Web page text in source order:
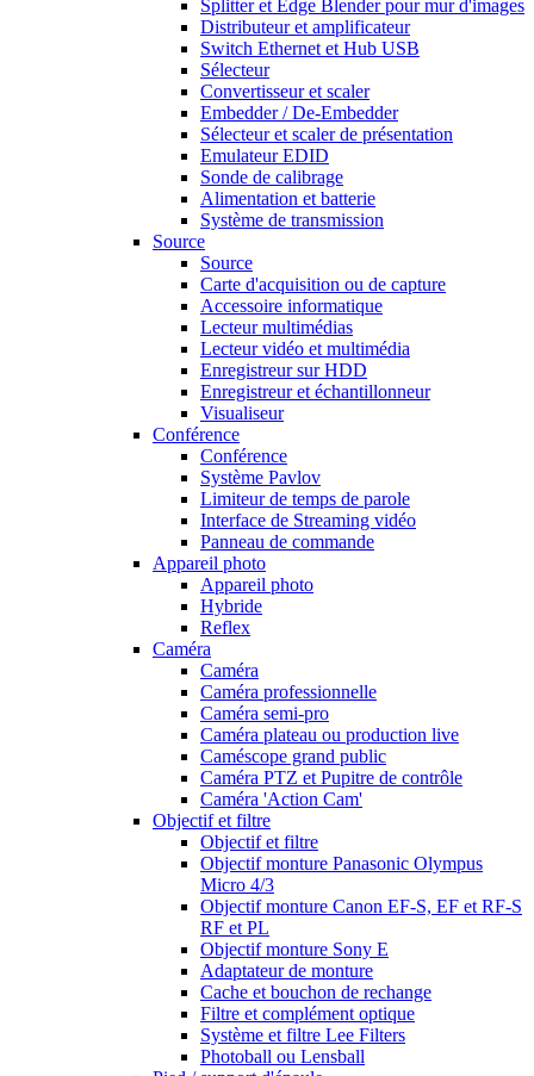
Splitter et Edge Blender pour mur d'images
Distributeur et amplificateur
Switch Ethernet et Hub USB
Sélecteur
Convertisseur et scaler
Embedder / De-Embedder
Sélecteur et scaler de présentation
Emulateur EDID
Sonde de calibrage
Alimentation et batterie
Système de transmission
Source
Source
Carte d'acquisition ou de capture
Accessoire informatique
Lecteur multimédias
Lecteur vidéo et multimédia
Enregistreur sur HDD
Enregistreur et échantillonneur
Visualiseur
Conférence
Conférence
Système Pavlov
Limiteur de temps de parole
Interface de Streaming vidéo
Panneau de commande
Appareil photo
Appareil photo
Hybride
Reflex
Caméra
Caméra
Caméra professionnelle
Caméra semi-pro
Caméra plateau ou production live
Caméscope grand public
Caméra PTZ et Pupitre de contrôle
Caméra 'Action Cam'
Objectif et filtre
Objectif et filtre
Objectif monture Panasonic Olympus
Micro 4/3
Objectif monture Canon EF-S, EF et RF-S
RF et PL
Objectif monture Sony E
Adaptateur de monture
Cache et bouchon de rechange
Filtre et complément optique
Système et filtre Lee Filters
Photoball ou Lensball